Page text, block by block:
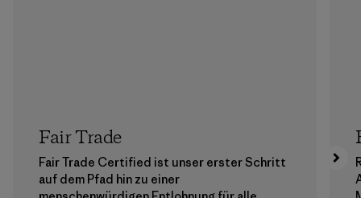
Fair Trade
Fair Trade Certified ist unser erster Schritt
auf dem Pfad hin zu einer